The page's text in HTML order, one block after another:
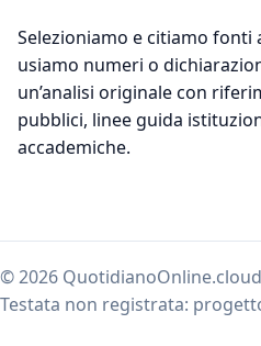
Selezioniamo e citiamo
usiamo numeri o
un’analisi originale con
pubblici, linee guida
accademiche.
© 2026
Testata non registrata: